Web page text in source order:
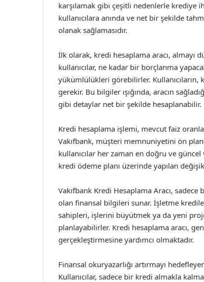
karşılamak gibi çeşitli nedenlerle krediye
kullanıcılara anında ve net bir şekilde
olanak sağlamasıdır.
İlk olarak, kredi hesaplama aracı, almayı
kullanıcılar, ne kadar bir borçlanma
yükümlülükleri görebilirler. Kullanıcıların,
gerekir. Bu bilgiler ışığında, aracın
gibi detaylar net bir şekilde hesaplanabilir.
Kredi hesaplama işlemi, mevcut faiz
Vakıfbank, müşteri memnuniyetini ön
kullanıcılar her zaman en doğru ve
kredi ödeme planı üzerinde yapılan
Vakıfbank Kredi Hesaplama Aracı,
olan finansal bilgileri sunar. İşletme
sahipleri, işlerini büyütmek ya da yeni
planlayabilirler. Kredi hesaplama aracı,
gerçekleştirmesine yardımcı olmaktadır.
Finansal okuryazarlığı artırmayı
Kullanıcılar, sadece bir kredi almakla